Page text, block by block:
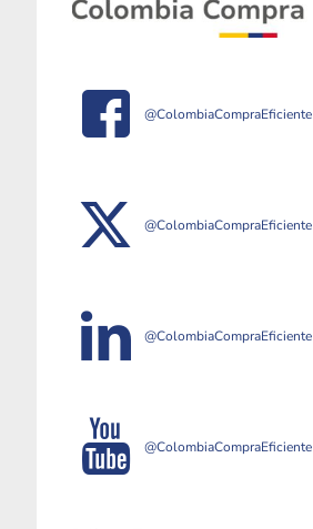
@ColombiaCompraEficiente
@ColombiaCompraEficiente
@ColombiaCompraEficiente
@ColombiaCompraEficiente